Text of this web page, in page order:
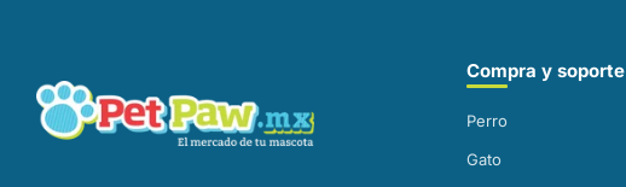
Compra y soporte
Perro
Gato